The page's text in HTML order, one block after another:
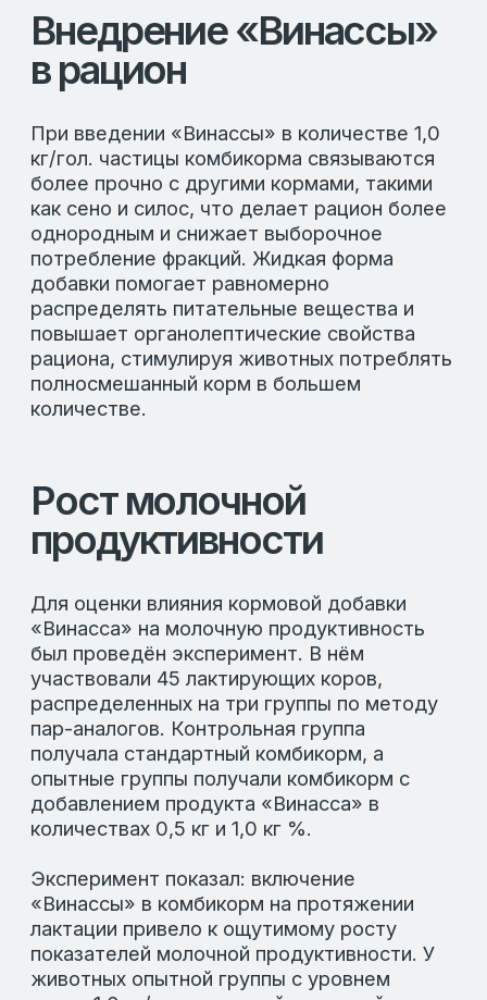
Для оценки влияния кормовой добавки
«Винасса» на молочную продуктивность
был проведён эксперимент. В нём
участвовали 45 лактирующих коров,
распределенных на три группы по методу
получала стандартный комбикорм, а
опытные группы получали комбикорм с
добавлением продукта «Винасса» в
количествах 0,5 кг и 1,0 кг %.
Эксперимент показал: включение
«Винассы» в комбикорм на протяжении
лактации привело к ощутимому росту
показателей молочной продуктивности. У
животных опытной группы с уровнем
ввода 1,0 кг/гол. суточный и валовой удои
молока 4%-ной жирности выросли на 7
%, а валовой выход молочного жира
также увеличился на 7 %. Этот
эксперимент доказывает, что белковая
добавка для животных эффективно
обеспечивает дополнительный
пищеварения и усвоение питательных
веществ.
Биохимический анализ крови показал, что
уровень триглицеридов и АЛТ оставался
средства на нормализацию обменных
процессов и здоровом состоянии печени
у коров.
Коммерческий эффект
и преимущества
Использование «Винассы» влияет не
только на повышение удоев. Это
комплексное улучшение качества корма,
снижение сепарации рациона и
для коров для увеличения удоев, как
показал эксперимент, работает вместе с
другими кормовыми ресурсами, тем
самым обеспечивает сбалансированное
питание, улучшение обменных процессов
и более стабильные показатели молочной
продуктивности.